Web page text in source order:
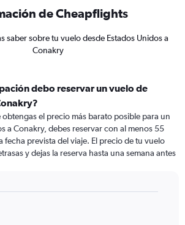
de Cheapflights
saber sobre tu vuelo desde Estados Unidos a
Conakry
debo reservar un vuelo de
obtengas el precio más barato posible para un
a Conakry, debes reservar con al menos 55
fecha prevista del viaje. El precio de tu vuelo
y dejas la reserva hasta una semana antes